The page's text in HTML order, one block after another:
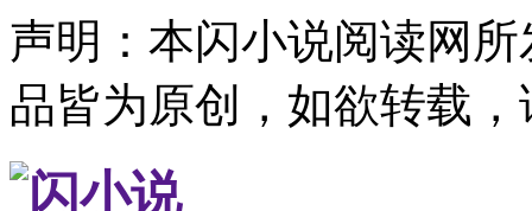
声明：本闪小说阅读网
品皆为原创，如欲转载